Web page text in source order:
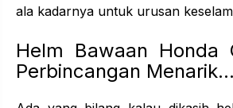
ala kadarnya untuk urusan
Helm Bawaan Honda
Perbincangan Menarik…